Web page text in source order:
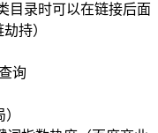
目录时可以在链接后面
持）
询